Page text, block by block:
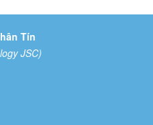
Tín
JSC)